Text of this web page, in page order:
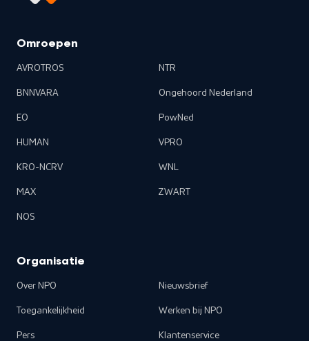
Omroepen
AVROTROS
BNNVARA
EO
HUMAN
KRO-NCRV
MAX
NOS
NTR
Ongehoord Nederland
PowNed
VPRO
WNL
ZWART
Organisatie
Over NPO
Toegankelijkheid
Pers
Nieuwsbrief
Werken bij NPO
Klantenservice